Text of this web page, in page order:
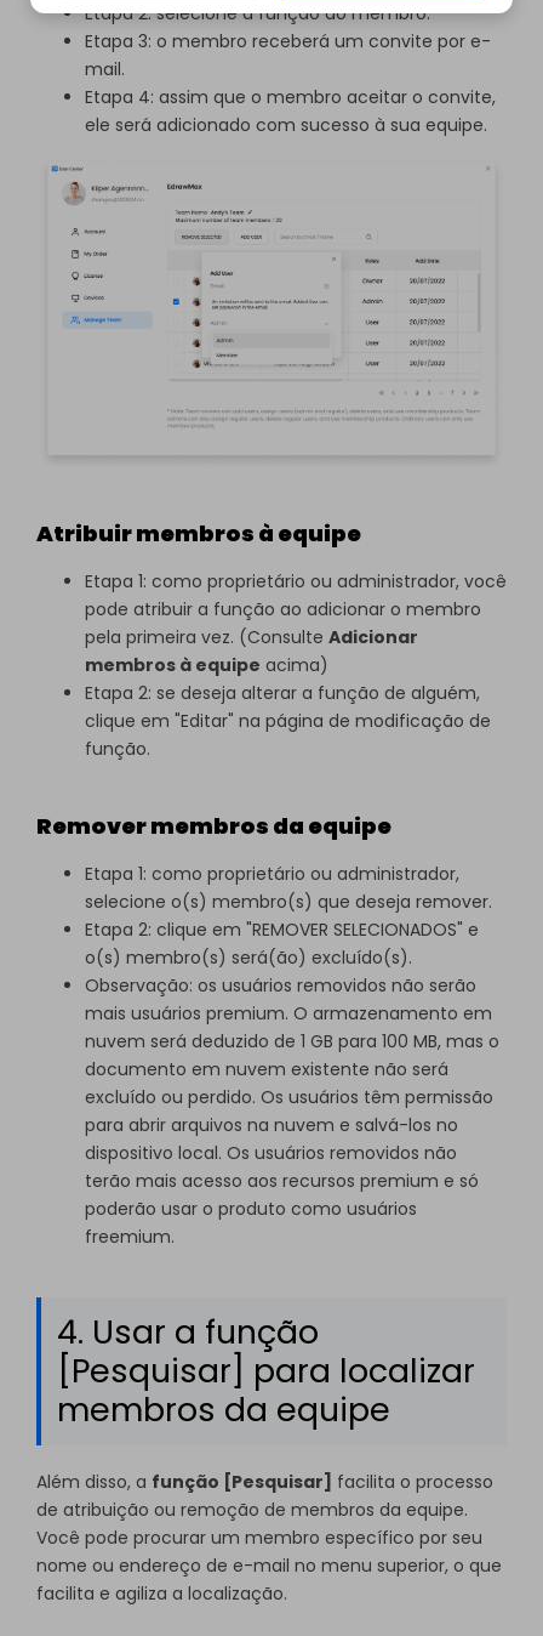
Etapa 2: selecione a função do membro.
Etapa 3: o membro receberá um convite por e-
mail.
Etapa 4: assim que o membro aceitar o convite,
ele será adicionado com sucesso à sua equipe.
Atribuir membros à equipe
Etapa 1: como proprietário ou administrador, você
pode atribuir a função ao adicionar o membro
pela primeira vez. (Consulte Adicionar
membros à equipe acima)
Etapa 2: se deseja alterar a função de alguém,
clique em "Editar" na página de modificação de
função.
Remover membros da equipe
Etapa 1: como proprietário ou administrador,
selecione o(s) membro(s) que deseja remover.
Etapa 2: clique em "REMOVER SELECIONADOS" e
o(s) membro(s) será(ão) excluído(s).
Observação: os usuários removidos não serão
mais usuários premium. O armazenamento em
nuvem será deduzido de 1 GB para 100 MB, mas o
documento em nuvem existente não será
excluído ou perdido. Os usuários têm permissão
para abrir arquivos na nuvem e salvá-los no
dispositivo local. Os usuários removidos não
terão mais acesso aos recursos premium e só
poderão usar o produto como usuários
freemium.
4. Usar a função
[Pesquisar] para localizar
membros da equipe
Além disso, a função [Pesquisar] facilita o processo
de atribuição ou remoção de membros da equipe.
Você pode procurar um membro específico por seu
nome ou endereço de e-mail no menu superior, o que
facilita e agiliza a localização.